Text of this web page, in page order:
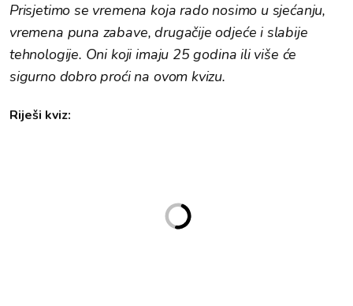
Prisjetimo se vremena koja rado nosimo u sjećanju,
vremena puna zabave, drugačije odjeće i slabije
tehnologije. Oni koji imaju 25 godina ili više će
sigurno dobro proći na ovom kvizu.
Riješi kviz: